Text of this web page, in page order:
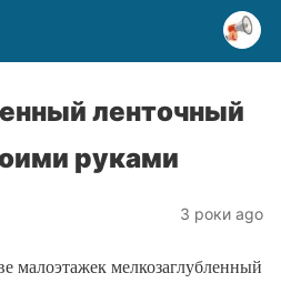
ленточный
руками
3 роки ago
малоэтажек мелкозаглубленный